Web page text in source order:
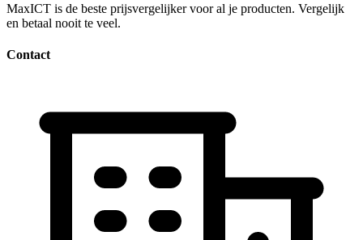
MaxICT is de beste prijsvergelijker voor al je producten. Vergelijk
en betaal nooit te veel.
Contact